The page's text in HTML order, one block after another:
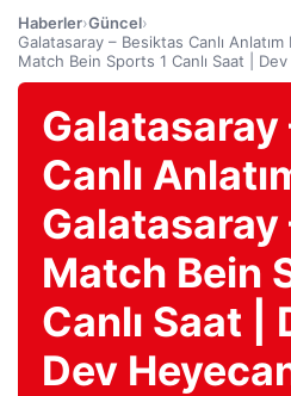
Haberler›Güncel›
Galatasaray – Besiktas Canlı
Match Bein Sports 1 Canlı Saat |
Galatasaray
Canlı
Galatasaray
Match Bein
Canlı Saat |
Dev